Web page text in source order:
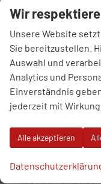
oder
Sitzbelüftung
Dekoreinlagen
Mittelkonsole
Lederlenkrad 3-
Feedback und
Wir
Unsere Website
Sie bereitzustellen.
Auswahl und
Analytics und
Einverständnis
jederzeit mit
Alle akzeptieren